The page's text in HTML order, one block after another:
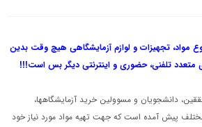
مواد، تجهیزات و لوازم آزمایشگاهی هیچ وقت بدین
تلفنی، حضوری و اینترنتی دیگر بس است!!!
دانشجویان و مسوولین خرید آزمایشگاهها،
مختلف پیش آمده است که جهت تهیه مواد مورد نیاز خود